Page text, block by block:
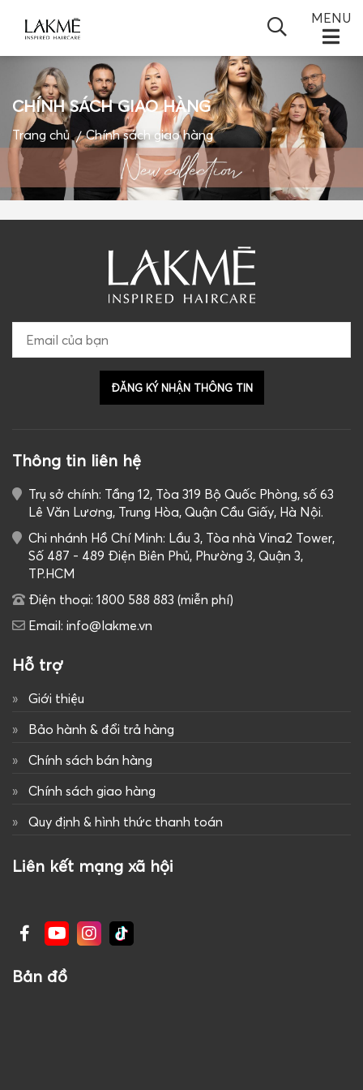
TRANG CHỦ
GIỚI THIỆU
SẢN PHẨM
TIN TỨC
VIDEO
LIÊN HỆ
MENU
Trang chủ Chính sách giao hàng
CHÍNH SÁCH GIAO HÀNG
Thông tin liên hệ
Trụ sở chính: Tầng 12, Tòa 319 Bộ Quốc Phòng, số 63
Lê Văn Lương, Trung Hòa, Quận Cầu Giấy, Hà Nội.
Chi nhánh Hồ Chí Minh: Lầu 3, Tòa nhà Vina2 Tower,
Số 487 - 489 Điện Biên Phủ, Phường 3, Quận 3,
TP.HCM
Điện thoại: 1800 588 883 (miễn phí)
Email: info@lakme.vn
Hỗ trợ
Giới thiệu
Bảo hành & đổi trả hàng
Chính sách bán hàng
Chính sách giao hàng
Quy định & hình thức thanh toán
Liên kết mạng xã hội
Bản đồ